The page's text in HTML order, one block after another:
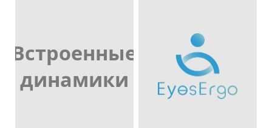
Встроенные
динамики